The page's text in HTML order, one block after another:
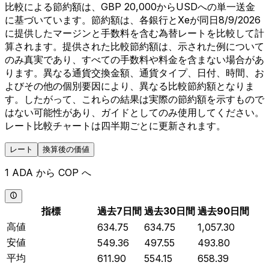
比較による節約額は、GBP 20,000からUSDへの単一送金
に基づいています。節約額は、各銀行とXeが同日8/9/2026
に提供したマージンと手数料を含む為替レートを比較して計
算されます。提供された比較節約額は、示された例について
のみ真実であり、すべての手数料や料金を含まない場合があ
ります。異なる通貨交換金額、通貨タイプ、日付、時間、お
よびその他の個別要因により、異なる比較節約額となりま
す。したがって、これらの結果は実際の節約額を示すもので
はない可能性があり、ガイドとしてのみ使用してください。
レート比較チャートは四半期ごとに更新されます。
レート 換算後の価値
1 ADA から COP へ
指標 過去7日間 過去30日間 過去90日間
高値
634.75 634.75
1,057.30
安値
549.36 497.55
493.80
平均
611.90 554.15
658.39